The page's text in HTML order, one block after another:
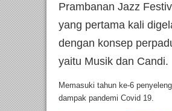
Prambanan Jazz
yang pertama kali
dengan konsep
yaitu Musik dan Candi.
Memasuki tahun ke-6
dampak pandemi Covid 19.